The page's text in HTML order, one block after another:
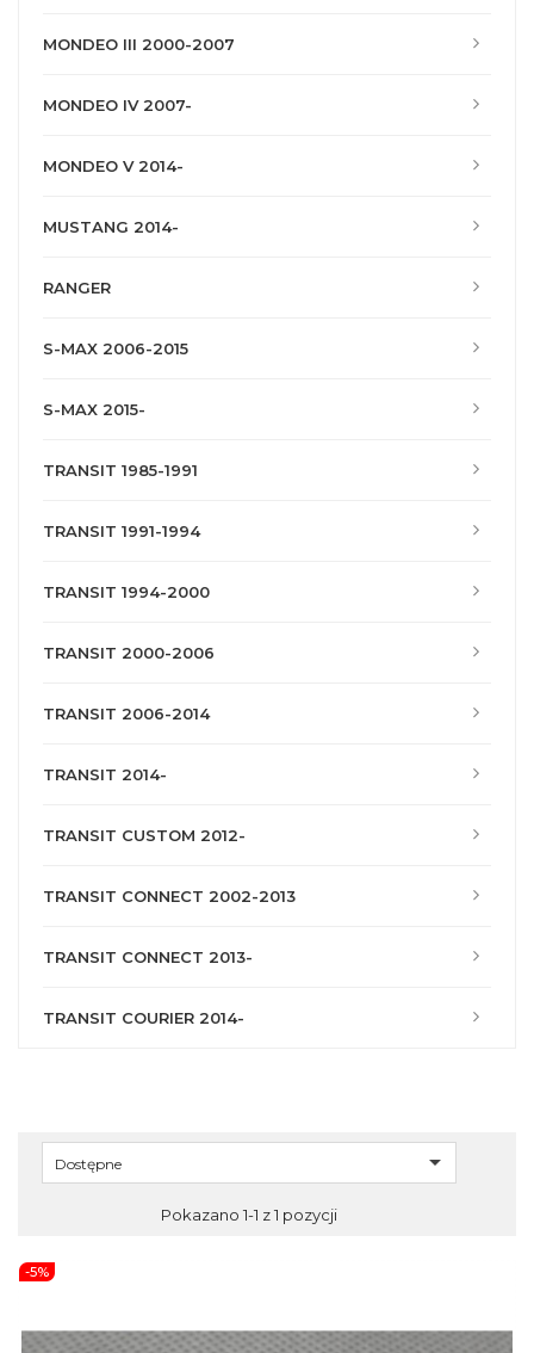
MONDEO III 2000-2007
MONDEO IV 2007-
MONDEO V 2014-
MUSTANG 2014-
RANGER
S-MAX 2006-2015
S-MAX 2015-
TRANSIT 1985-1991
TRANSIT 1991-1994
TRANSIT 1994-2000
TRANSIT 2000-2006
TRANSIT 2006-2014
TRANSIT 2014-
TRANSIT CUSTOM 2012-
TRANSIT CONNECT 2002-2013
TRANSIT CONNECT 2013-
TRANSIT COURIER 2014-
Dostępne 
Pokazano 1-1 z 1 pozycji
-5%